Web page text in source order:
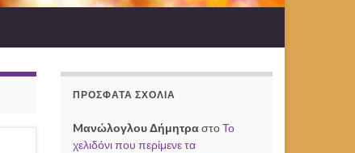
ΠΡΌΣΦΑΤΑ ΣΧΌΛΙΑ
Mανώλογλου ΔήμητραστοΤο
χελιδόνι που περίμενε τα